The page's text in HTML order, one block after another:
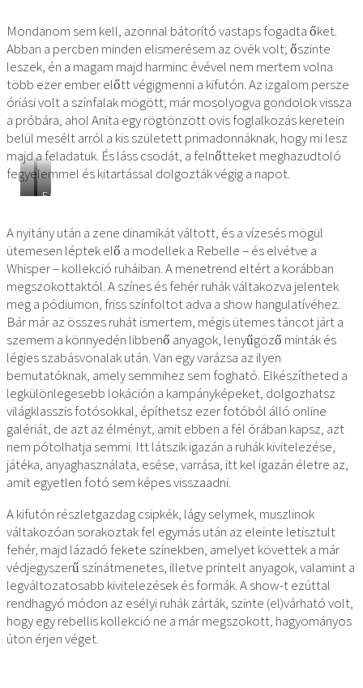
Mondanom sem kell, azonnal bátorító vastaps fogadta őket.
Abban a percben minden elismerésem az övék volt; őszinte
leszek, én a magam majd harminc évével nem mertem volna
több ezer ember előtt végigmenni a kifutón. Az izgalom persze
óriási volt a színfalak mögött; már mosolyogva gondolok vissza
a próbára, ahol Anita egy rögtönzött ovis foglalkozás keretein
belül mesélt arról a kis született primadonnáknak, hogy mi lesz
majd a feladatuk. És láss csodát, a felnőtteket meghazudtoló
fegyelemmel és kitartással dolgozták végig a napot.
FOTÓK:
ÉS
FEKETE
CSABA
A nyitány után a zene dinamikát váltott, és a vízesés mögül
ütemesen léptek elő a modellek a Rebelle – és elvétve a
Whisper – kollekció ruháiban. A menetrend eltért a korábban
megszokottaktól. A színes és fehér ruhák váltakozva jelentek
meg a pódiumon, friss színfoltot adva a show hangulatívéhez.
Bár már az összes ruhát ismertem, mégis ütemes táncot járt a
szemem a könnyedén libbenő anyagok, lenyűgöző minták és
légies szabásvonalak után. Van egy varázsa az ilyen
bemutatóknak, amely semmihez sem fogható. Elkészítheted a
legkülönlegesebb lokáción a kampányképeket, dolgozhatsz
világklasszis fotósokkal, építhetsz ezer fotóból álló online
galériát, de azt az élményt, amit ebben a fél órában kapsz, azt
nem pótolhatja semmi. Itt látszik igazán a ruhák kivitelezése,
játéka, anyaghasználata, esése, varrása, itt kel igazán életre az,
amit egyetlen fotó sem képes visszaadni.
A kifutón részletgazdag csipkék, lágy selymek, muszlinok
váltakozóan sorakoztak fel egymás után az eleinte letisztult
fehér, majd lázadó fekete színekben, amelyet követtek a már
védjegyszerű színátmenetes, illetve printelt anyagok, valamint a
legváltozatosabb kivitelezések és formák. A show-t ezúttal
rendhagyó módon az esélyi ruhák zárták, szinte (el)várható volt,
hogy egy rebellis kollekció ne a már megszokott, hagyományos
úton érjen véget.